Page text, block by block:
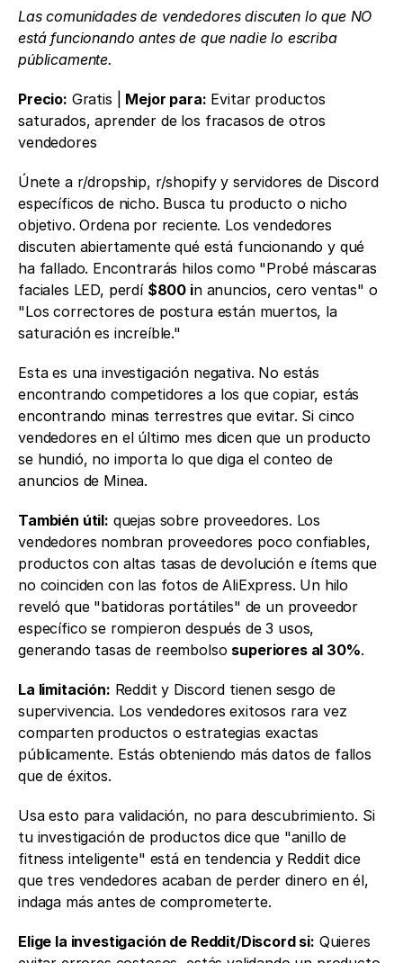
Las comunidades de vendedores discuten lo que NO
está funcionando antes de que nadie lo escriba
públicamente.
Precio: Gratis | Mejor para: Evitar productos
saturados, aprender de los fracasos de otros
vendedores
Únete a r/dropship, r/shopify y servidores de Discord
específicos de nicho. Busca tu producto o nicho
objetivo. Ordena por reciente. Los vendedores
discuten abiertamente qué está funcionando y qué
ha fallado. Encontrarás hilos como "Probé máscaras
faciales LED, perdí $800 in anuncios, cero ventas" o
"Los correctores de postura están muertos, la
saturación es increíble."
Esta es una investigación negativa. No estás
encontrando competidores a los que copiar, estás
encontrando minas terrestres que evitar. Si cinco
vendedores en el último mes dicen que un producto
se hundió, no importa lo que diga el conteo de
anuncios de Minea.
También útil: quejas sobre proveedores. Los
vendedores nombran proveedores poco confiables,
productos con altas tasas de devolución e ítems que
no coinciden con las fotos de AliExpress. Un hilo
reveló que "batidoras portátiles" de un proveedor
específico se rompieron después de 3 usos,
generando tasas de reembolso superiores al 30%.
La limitación: Reddit y Discord tienen sesgo de
supervivencia. Los vendedores exitosos rara vez
comparten productos o estrategias exactas
públicamente. Estás obteniendo más datos de fallos
que de éxitos.
Usa esto para validación, no para descubrimiento. Si
tu investigación de productos dice que "anillo de
fitness inteligente" está en tendencia y Reddit dice
que tres vendedores acaban de perder dinero en él,
indaga más antes de comprometerte.
Elige la investigación de Reddit/Discord si: Quieres